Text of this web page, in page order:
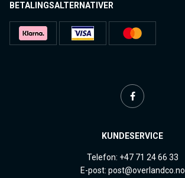
BETALINGSALTERNATIVER
KUNDESERVICE
Telefon: +47 71 24 66 33
E-post: post@overlandco.no